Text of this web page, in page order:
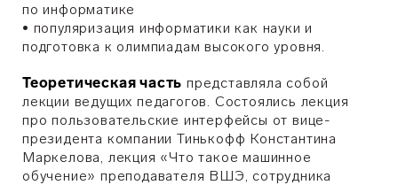
по информатике
• популяризация информатики как науки и
подготовка к олимпиадам высокого уровня.
Теоретическая часть представляла собой
лекции ведущих педагогов. Состоялись лекция
про пользовательские интерфейсы от вице-
президента компании Тинькофф Константина
Маркелова, лекция «Что такое машинное
обучение» преподавателя ВШЭ, сотрудника